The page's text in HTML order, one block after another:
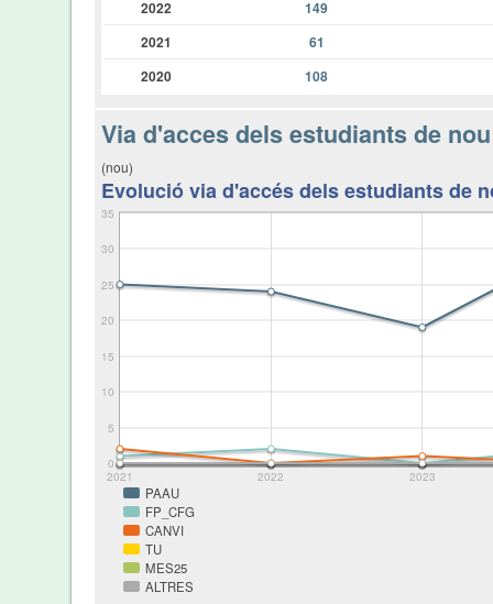
2022
149
2021
61
2020
108
Via d'acces dels estudiants de
(nou)
Evolució via d'accés dels estudiants de
2021 2022 2023
0
5
10
15
20
25
30
35
PAAU
FP_CFG
CANVI
TU
MES25
ALTRES